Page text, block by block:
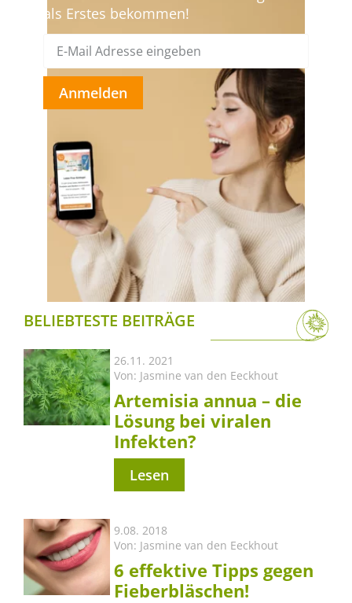
als Erstes bekommen!
Anmelden
BELIEBTESTE BEITRÄGE
26.11. 2021
Von: Jasmine van den Eeckhout
Artemisia annua – die
Lösung bei viralen
Infekten?
Lesen
9.08. 2018
Von: Jasmine van den Eeckhout
6 effektive Tipps gegen
Fieberbläschen!